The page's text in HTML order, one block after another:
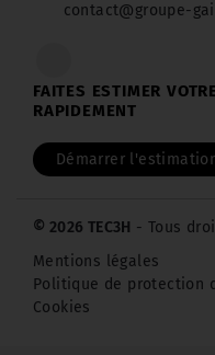
contact@groupe-
FAITES ESTIMER
RAPIDEMENT
Démarrer
© 2026 TEC3H - Tous
Mentions légales
Politique de protection
Cookies